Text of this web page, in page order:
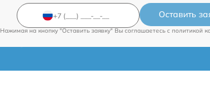
Оставить
Нажимая на кнопку "Оставить заявку" Вы соглашаетесь c политикой